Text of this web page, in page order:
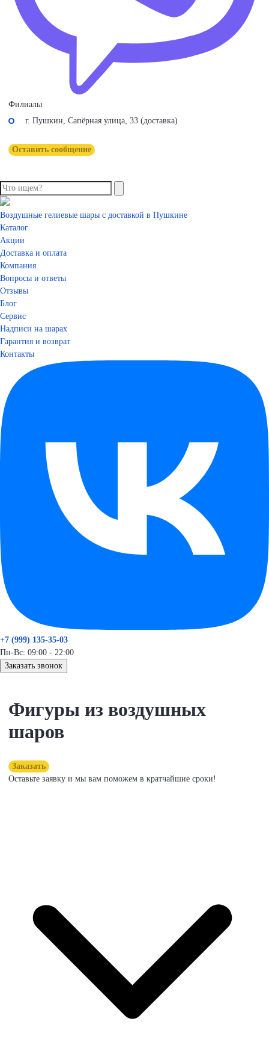
Филиалы
г. Пушкин, Сапёрная улица, 33 (доставка)
Оставить сообщение
Воздушные гелиевые шары с доставкой в Пушкине
Каталог
Акции
Доставка и оплата
Компания
Вопросы и ответы
Отзывы
Блог
Сервис
Надписи на шарах
Гарантия и возврат
Контакты
+7 (999) 135-35-03
Пн-Вс: 09:00 - 22:00
Заказать звонок
Фигуры из воздушных
шаров
Заказать
Оставьте заявку и мы вам поможем в кратчайшие сроки!